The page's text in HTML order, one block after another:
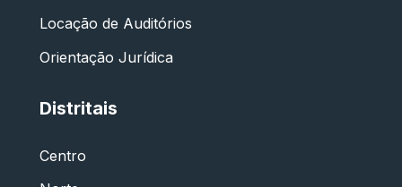
Locação de Auditórios
Orientação Jurídica
Distritais
Centro